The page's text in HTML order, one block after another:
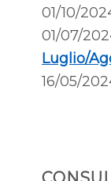
01/10/
01/07/
Luglio/
16/05/